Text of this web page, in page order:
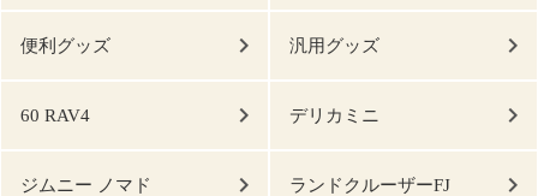
便利グッズ 汎用グッズ
60 RAV4 デリカミニ
ジムニー ノマド ランドクルーザーFJ